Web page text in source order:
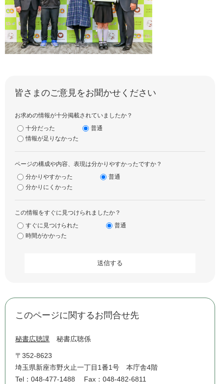
皆さまのご意見をお聞かせください
お求めの情報が十分掲載されていましたか？
十分だった
普通
情報が足りなかった
ページの構成や内容、表現は分かりやすかったですか？
分かりやすかった
普通
分かりにくかった
この情報をすぐに見つけられましたか？
すぐに見つけられた
普通
時間がかかった
このページに関するお問合せ先
秘書広聴課 秘書広聴係
〒352-8623
埼玉県新座市野火止一丁目1番1号 本庁舎4階
Tel：048-477-1488
Fax：048-482-6811